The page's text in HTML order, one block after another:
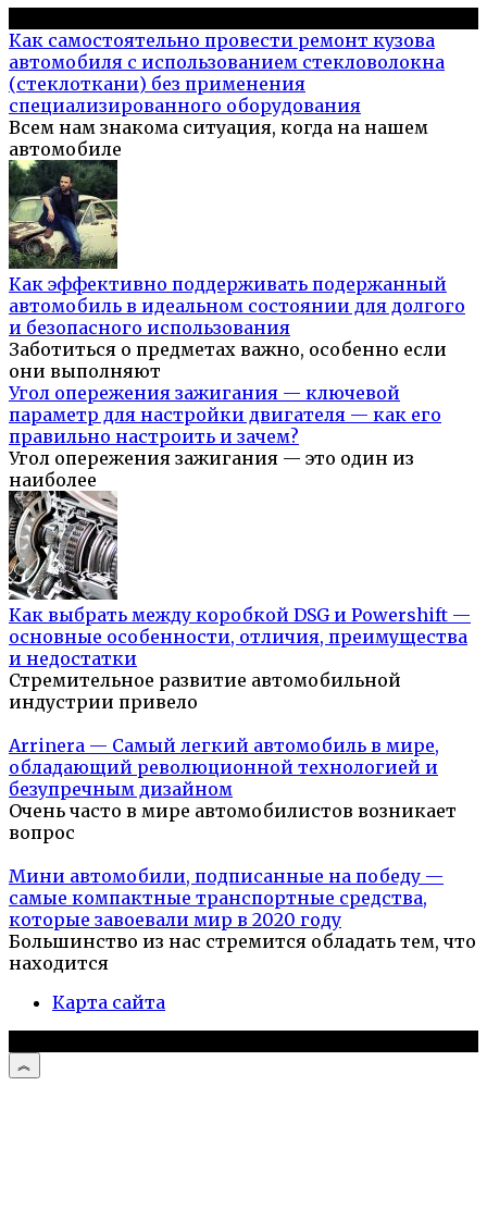
Как самостоятельно провести ремонт кузова
автомобиля с использованием стекловолокна
(стеклоткани) без применения
специализированного оборудования
Всем нам знакома ситуация, когда на нашем
автомобиле
Как эффективно поддерживать подержанный
автомобиль в идеальном состоянии для долгого
и безопасного использования
Заботиться о предметах важно, особенно если
они выполняют
Угол опережения зажигания — ключевой
параметр для настройки двигателя — как его
правильно настроить и зачем?
Угол опережения зажигания — это один из
наиболее
Как выбрать между коробкой DSG и Powershift —
основные особенности, отличия, преимущества
и недостатки
Стремительное развитие автомобильной
индустрии привело
Arrinera — Самый легкий автомобиль в мире,
обладающий революционной технологией и
безупречным дизайном
Очень часто в мире автомобилистов возникает
вопрос
Мини автомобили, подписанные на победу —
самые компактные транспортные средства,
которые завоевали мир в 2020 году
Большинство из нас стремится обладать тем, что
находится
Карта сайта